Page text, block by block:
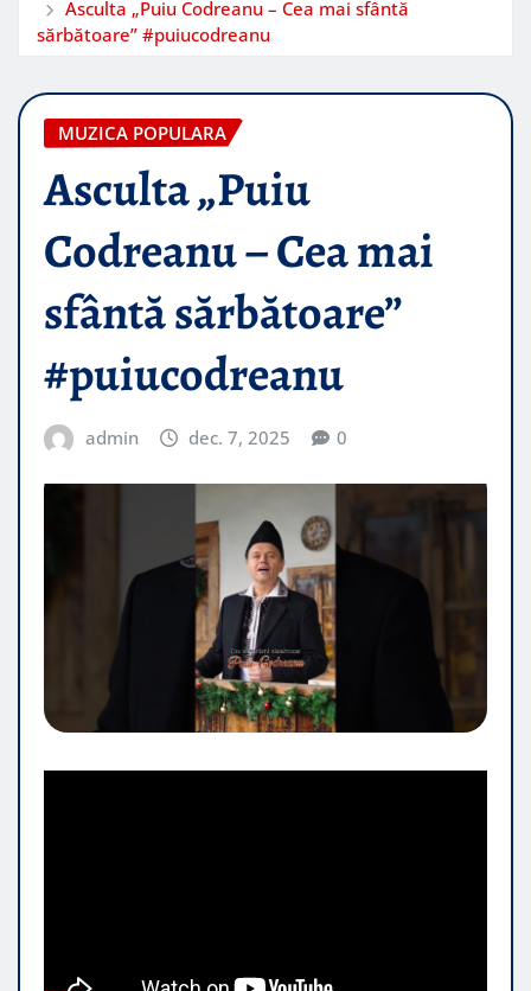
Asculta „Puiu Codreanu – Cea mai sfântă
sărbătoare” #puiucodreanu
MUZICA POPULARA
Asculta „Puiu
Codreanu – Cea mai
sfântă sărbătoare”
#puiucodreanu
admin dec. 7, 2025 0